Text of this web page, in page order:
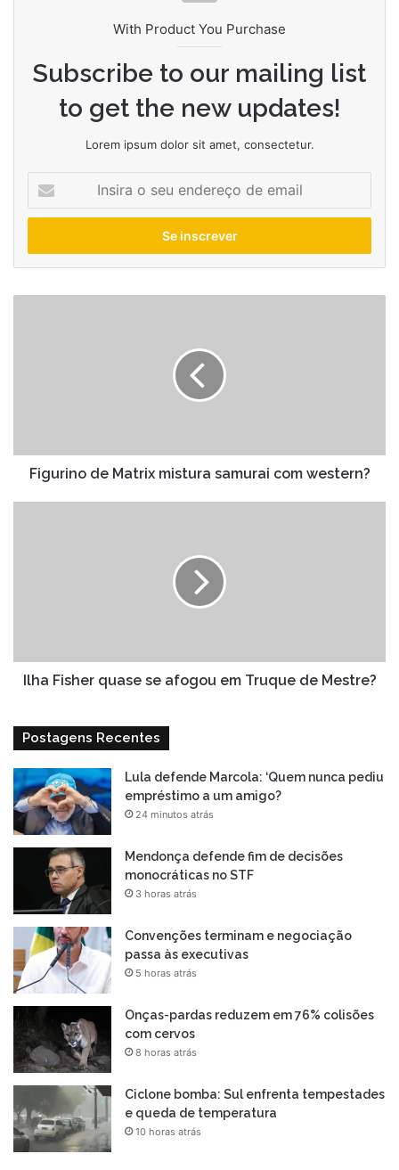
With Product You Purchase
Subscribe to our mailing list
to get the new updates!
Lorem ipsum dolor sit amet, consectetur.
seu
de
email
Figurino de Matrix mistura samurai com western?
Mestre?
Ilha Fisher quase se afogou em Truque de Mestre?
Postagens Recentes
Lula defende Marcola: ‘Quem nunca pediu
empréstimo a um amigo?
24 minutos atrás
Mendonça defende fim de decisões
monocráticas no STF
3 horas atrás
Convenções terminam e negociação
passa às executivas
5 horas atrás
Onças-pardas reduzem em 76% colisões
com cervos
8 horas atrás
Ciclone bomba: Sul enfrenta tempestades
e queda de temperatura
10 horas atrás